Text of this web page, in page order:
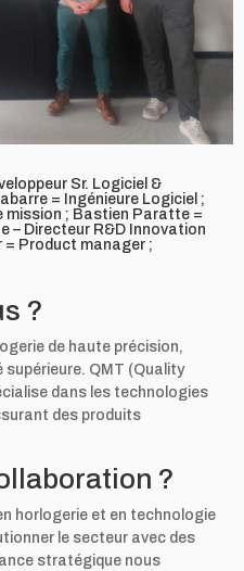
Sr. Logiciel &
= Ingénieure Logiciel ;
mission ; Bastien Paratte =
– Directeur R&D Innovation
Product manager ;
?
de haute précision,
QMT (Quality
dans les technologies
des produits
?
horlogerie et en technologie
le secteur avec des
stratégique nous